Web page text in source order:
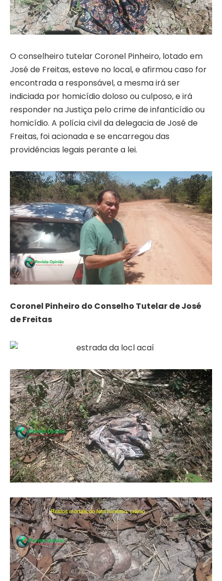
O conselheiro tutelar Coronel Pinheiro, lotado em
José de Freitas, esteve no local, e afirmou caso for
encontrada a responsável, a mesma irá ser
indiciada por homicídio doloso ou culposo, e irá
responder na Justiça pelo crime de infanticídio ou
homicídio. A polícia civil da delegacia de José de
Freitas, foi acionada e se encarregou das
providências legais perante a lei.
Coronel Pinheiro do Conselho Tutelar de José
de Freitas